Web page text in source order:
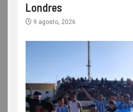
Londres
9 agosto, 2026